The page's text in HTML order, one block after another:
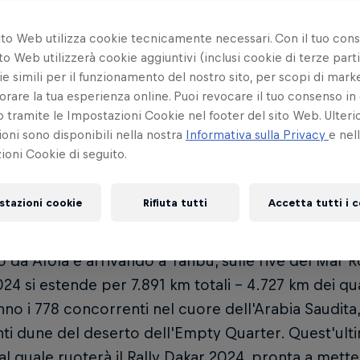
5 - 10 gennaio
6 - 11 e 12 gennaio
13 Tappa 11 -
14 Tappa 12 -
approda in Arabia Saudita per la quinta
e la prima tappa di 48 ore nella storia
da AlUla e arrivando a Yanbu, sulle rive del Mar
si estende per 7.891 km totali - 4.727 km dei
i 778 concorrenti nel cuore dell'Arabia
dune del deserto dell'Empty Quarter.
Web utilizza cookie tecnicamente necessari. Con il tuo
Web utilizzerà cookie aggiuntivi (inclusi cookie di terze
simili per il funzionamento del nostro sito, per scopi di
la tua esperienza online. Puoi revocare il tuo consenso in
tramite le Impostazioni Cookie nel footer del sito Web.
sono disponibili nella nostra Informativa sulla Privacy e
Cookie di seguito.
cookie Rifiuta tutti Accetta tutti i